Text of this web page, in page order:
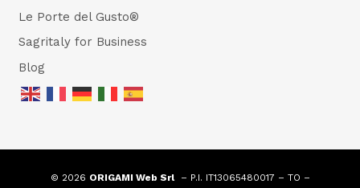
Le Porte del Gusto®
Sagritaly for Business
Blog
© 2026 ORIGAMI Web Srl– P.I. IT13065480017 – TO –